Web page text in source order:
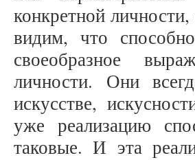
конкретной
видим, что
своеобразное
личности. Они
искусстве,
уже реализацию
таковые. И эта